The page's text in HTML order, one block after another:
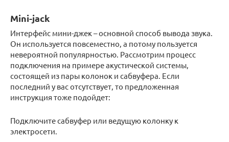
Mini-jack
Интерфейс мини-джек – основной способ вывода звука.
Он используется повсеместно, а потому пользуется
невероятной популярностью. Рассмотрим процесс
подключения на примере акустической системы,
состоящей из пары колонок и сабвуфера. Если
последний у вас отсутствует, то предложенная
инструкция тоже подойдет:
Подключите сабвуфер или ведущую колонку к
электросети.